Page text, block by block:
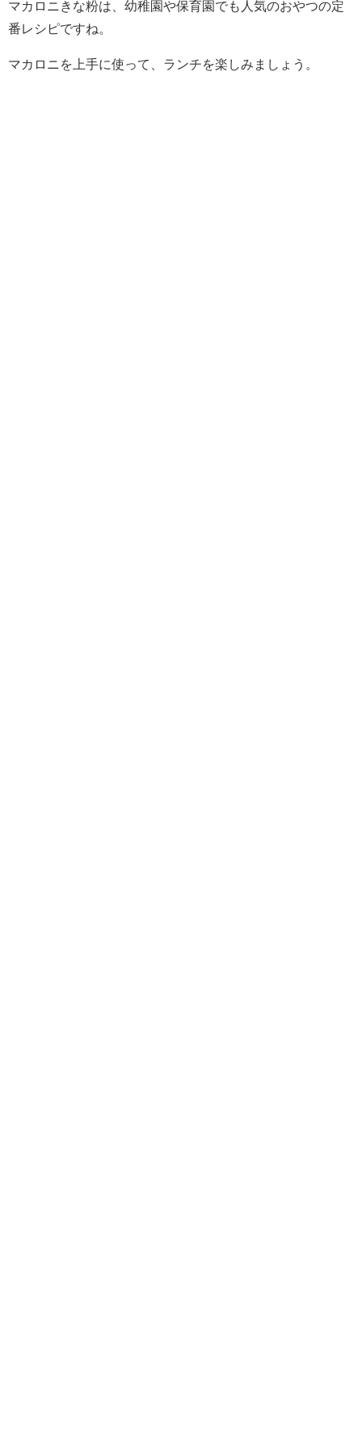
マカロニきな粉は、幼稚園や保育園でも人気のおやつの定
番レシピですね。
マカロニを上手に使って、ランチを楽しみましょう。